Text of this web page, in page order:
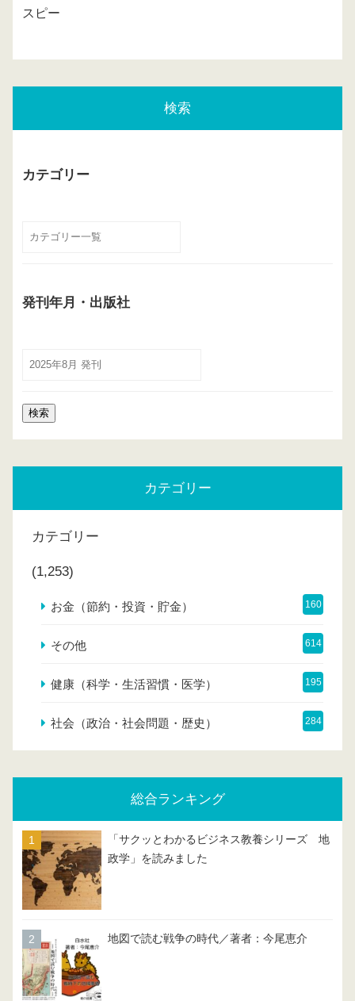
スピー
検索
カテゴリー
発刊年月・出版社
カテゴリー
カテゴリー
(1,253)
お金（節約・投資・貯金） 160
その他 614
健康（科学・生活習慣・医学） 195
社会（政治・社会問題・歴史） 284
総合ランキング
「サクッとわかるビジネス教養シリーズ 地
政学」を読みました
地図で読む戦争の時代／著者：今尾恵介